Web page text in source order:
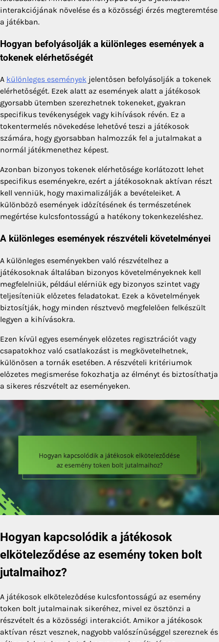
interakciójának növelése és a közösségi érzés megteremtése
a játékban.
Hogyan befolyásolják a különleges események a
tokenek elérhetőségét
A különleges események jelentősen befolyásolják a tokenek
elérhetőségét. Ezek alatt az események alatt a játékosok
gyorsabb ütemben szerezhetnek tokeneket, gyakran
specifikus tevékenységek vagy kihívások révén. Ez a
tokentermelés növekedése lehetővé teszi a játékosok
számára, hogy gyorsabban halmozzák fel a jutalmakat a
normál játékmenethez képest.
Azonban bizonyos tokenek elérhetősége korlátozott lehet
specifikus eseményekre, ezért a játékosoknak aktívan részt
kell venniük, hogy maximalizálják a bevételeiket. A
különböző események időzítésének és természetének
megértése kulcsfontosságú a hatékony tokenkezeléshez.
A különleges események részvételi követelményei
A különleges eseményekben való részvételhez a
játékosoknak általában bizonyos követelményeknek kell
megfelelniük, például elérniük egy bizonyos szintet vagy
teljesíteniük előzetes feladatokat. Ezek a követelmények
biztosítják, hogy minden résztvevő megfelelően felkészült
legyen a kihívásokra.
Ezen kívül egyes események előzetes regisztrációt vagy
csapatokhoz való csatlakozást is megkövetelhetnek,
különösen a tornák esetében. A részvételi kritériumok
előzetes megismerése fokozhatja az élményt és biztosíthatja
a sikeres részvételt az eseményeken.
Hogyan kapcsolódik a játékosok
elköteleződése az esemény token bolt
jutalmaihoz?
A játékosok elköteleződése kulcsfontosságú az esemény
token bolt jutalmainak sikeréhez, mivel ez ösztönzi a
részvételt és a közösségi interakciót. Amikor a játékosok
aktívan részt vesznek, nagyobb valószínűséggel szereznek és